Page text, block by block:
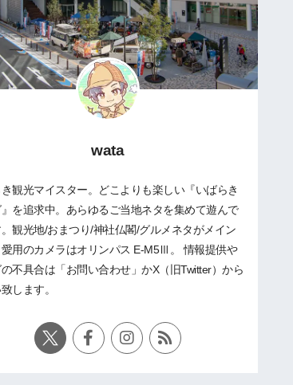
wata
観光マイスター。どこよりも楽しい『いばらき
を追求中。あらゆるご当地ネタを集めて遊んで
観光地/おまつり/神社仏閣/グルメネタがメイン
用のカメラはオリンパス E-M5Ⅲ。 情報提供や
不具合は「お問い合わせ」かX（旧Twitter）から
します。